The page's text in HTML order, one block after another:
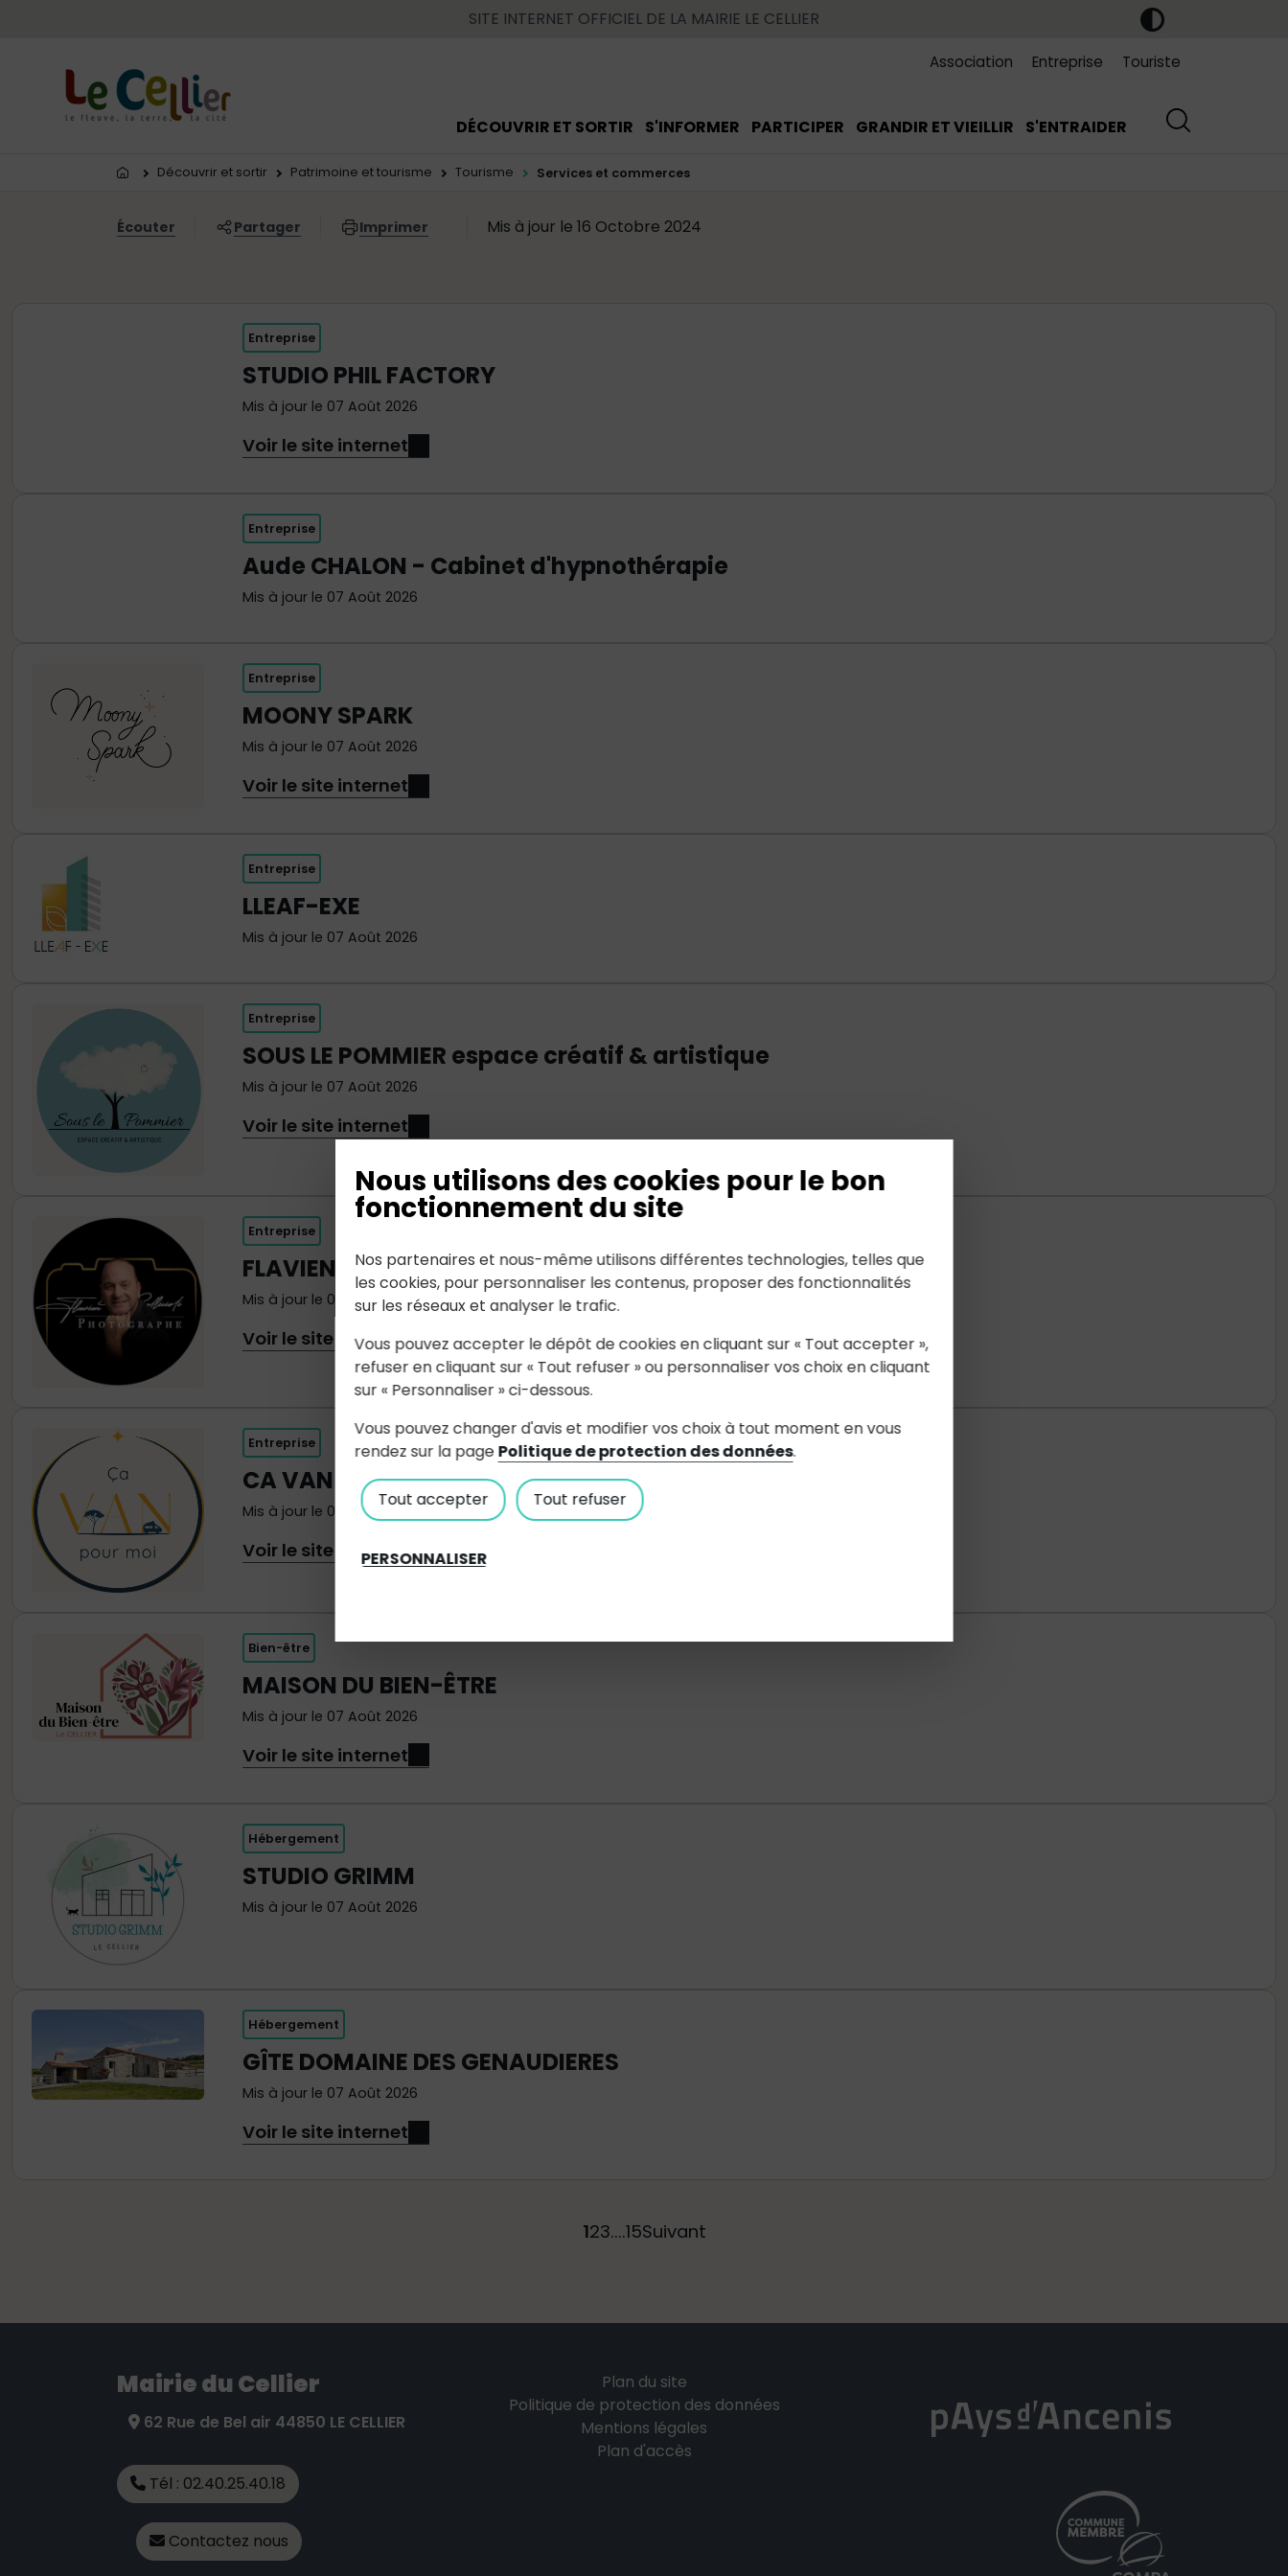
Nous utilisons des cookies pour le bon
fonctionnement du site
Nos partenaires et nous-même utilisons différentes technologies, telles que
les cookies, pour personnaliser les contenus, proposer des fonctionnalités
sur les réseaux et analyser le trafic.
Vous pouvez accepter le dépôt de cookies en cliquant sur « Tout accepter »,
refuser en cliquant sur « Tout refuser » ou personnaliser vos choix en cliquant
sur « Personnaliser » ci-dessous.
Vous pouvez changer d'avis et modifier vos choix à tout moment en vous
rendez sur la page Politique de protection des données.
Tout accepter Tout refuser
PERSONNALISER
SITE INTERNET OFFICIEL DE LA MAIRIE LE CELLIER
Association Entreprise Touriste
DÉCOUVRIR ET SORTIR S'INFORMER PARTICIPER GRANDIR ET VIEILLIR S'ENTRAIDER
Vous êtes ici:
Découvrir et sortir Patrimoine et tourisme Tourisme Services et commerces
Écouter Partager Imprimer Mis à jour le 16 Octobre 2024
Entreprise
STUDIO PHIL FACTORY
Mis à jour le 07 Août 2026
Voir le site internet
Entreprise
Aude CHALON - Cabinet d'hypnothérapie
Mis à jour le 07 Août 2026
Entreprise
MOONY SPARK
Mis à jour le 07 Août 2026
Voir le site internet
Entreprise
LLEAF-EXE
Mis à jour le 07 Août 2026
Entreprise
SOUS LE POMMIER espace créatif & artistique
Mis à jour le 07 Août 2026
Voir le site internet
Entreprise
FLAVIEN PHOTOGRAPHE
Mis à jour le 07 Août 2026
Voir le site internet
Entreprise
CA VAN POUR MOI
Mis à jour le 07 Août 2026
Voir le site internet
Bien-être
MAISON DU BIEN-ÊTRE
Mis à jour le 07 Août 2026
Voir le site internet
Hébergement
STUDIO GRIMM
Mis à jour le 07 Août 2026
Hébergement
GÎTE DOMAINE DES GENAUDIERES
Mis à jour le 07 Août 2026
Voir le site internet
123....15Suivant
Mairie du Cellier
62 Rue de Bel air 44850 LE CELLIER
Tél : 02.40.25.40.18
Contactez nous
Plan du site
Politique de protection des données
Mentions légales
Plan d'accès